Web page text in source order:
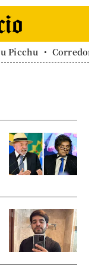
Picchu Corredor